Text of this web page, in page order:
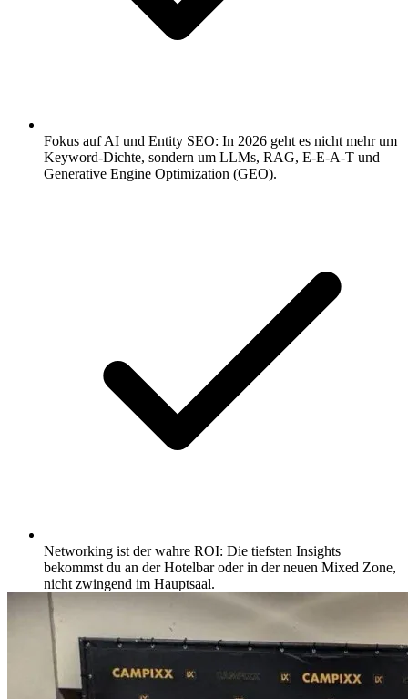
Fokus auf AI und Entity SEO: In 2026 geht es nicht mehr um
Keyword-Dichte, sondern um LLMs, RAG, E-E-A-T und
Generative Engine Optimization (GEO).
Networking ist der wahre ROI: Die tiefsten Insights
bekommst du an der Hotelbar oder in der neuen Mixed Zone,
nicht zwingend im Hauptsaal.